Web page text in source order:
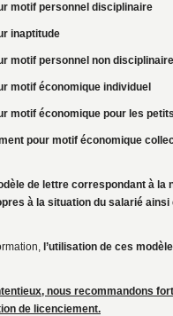
motif personnel disciplinaire
inaptitude
motif personnel non disciplinaire
motif économique individuel
motif économique pour les
pour motif économique
de lettre correspondant à
à la situation du salarié
l’utilisation de ces
nous recommandons
de licenciement.